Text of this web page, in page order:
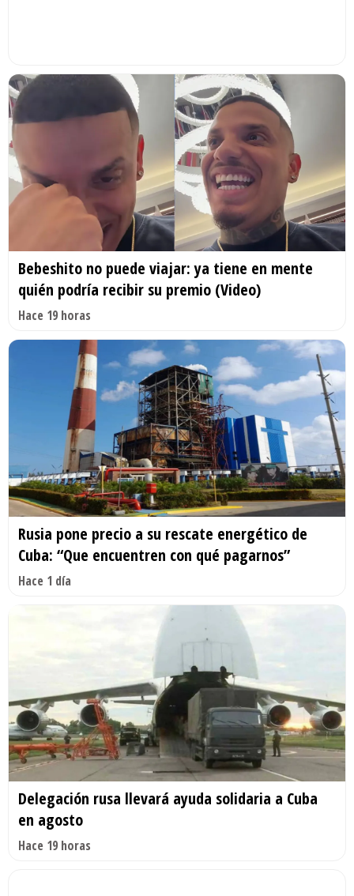
Bebeshito no puede viajar: ya tiene en mente
quién podría recibir su premio (Video)
Hace 19 horas
Rusia pone precio a su rescate energético de
Cuba: “Que encuentren con qué pagarnos”
Hace 1 día
Delegación rusa llevará ayuda solidaria a Cuba
en agosto
Hace 19 horas